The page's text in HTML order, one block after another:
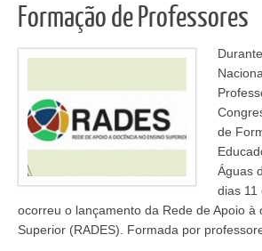
Formação de Professores
de
Águas
dias 11
ocorreu o lançamento da Rede de Apoio à
Superior (RADES). Formada por